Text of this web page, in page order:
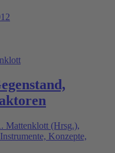
Mattenklott (Hrsg.),
Konzepte,